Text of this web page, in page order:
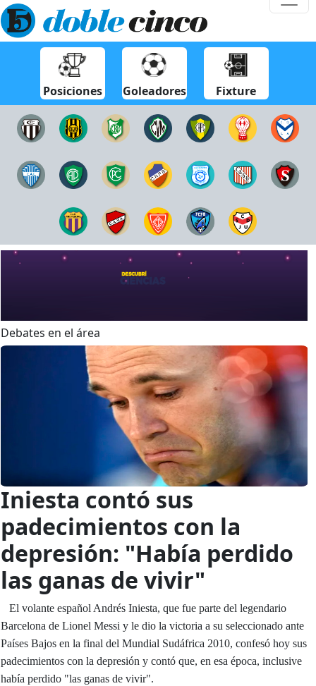
Posiciones Goleadores Fixture
Debates en el área
Iniesta contó sus
padecimientos con la
depresión: "Había perdido
las ganas de vivir"
El volante español Andrés Iniesta, que fue parte del legendario
Barcelona de Lionel Messi y le dio la victoria a su seleccionado ante
Países Bajos en la final del Mundial Sudáfrica 2010, confesó hoy sus
padecimientos con la depresión y contó que, en esa época, inclusive
había perdido "las ganas de vivir".